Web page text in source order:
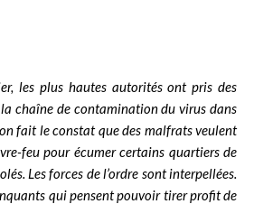
les plus hautes autorités ont pris des
chaîne de contamination du virus dans
fait le constat que des malfrats veulent
feu pour écumer certains quartiers de
Les forces de l’ordre sont interpellées.
qui pensent pouvoir tirer profit de